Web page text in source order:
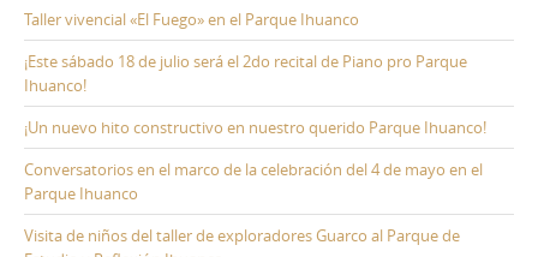
Taller vivencial «El Fuego» en el Parque Ihuanco
¡Este sábado 18 de julio será el 2do recital de Piano pro Parque
Ihuanco!
¡Un nuevo hito constructivo en nuestro querido Parque Ihuanco!
Conversatorios en el marco de la celebración del 4 de mayo en el
Parque Ihuanco
Visita de niños del taller de exploradores Guarco al Parque de